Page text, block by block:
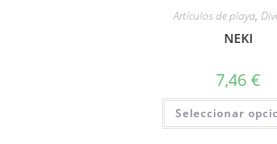
Artículos de playa,
NEKI
7,46€
Seleccionar